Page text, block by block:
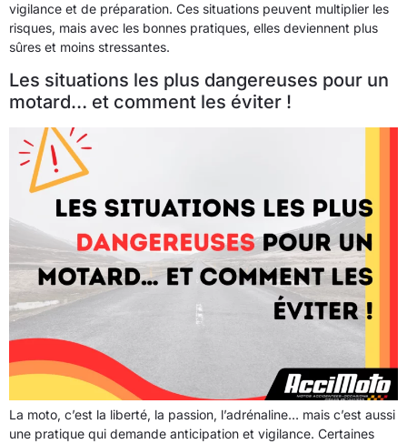
vigilance et de préparation. Ces situations peuvent multiplier les
risques, mais avec les bonnes pratiques, elles deviennent plus
sûres et moins stressantes.
Les situations les plus dangereuses pour un
motard… et comment les éviter !
La moto, c’est la liberté, la passion, l’adrénaline… mais c’est aussi
une pratique qui demande anticipation et vigilance. Certaines